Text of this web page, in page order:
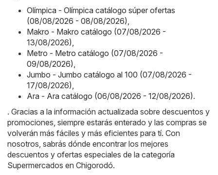
Olímpica - Olímpica catálogo súper ofertas
(08/08/2026 - 08/08/2026)
Makro - Makro catálogo (07/08/2026 -
13/08/2026)
Metro - Metro catálogo (07/08/2026 -
09/08/2026)
Jumbo - Jumbo catálogo al 100 (07/08/2026 -
17/08/2026)
Ara - Ara catálogo (06/08/2026 - 12/08/2026).
. Gracias a la información actualizada sobre descuentos y
promociones, siempre estarás enterado y las compras se
volverán más fáciles y más eficientes para tí. Con
nosotros, sabrás dónde encontrar los mejores
descuentos y ofertas especiales de la categoría
Supermercados en Chigorodó.